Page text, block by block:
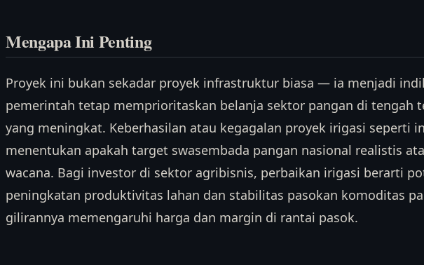
Mengapa Ini Penting
Proyek ini bukan sekadar proyek infrastruktur biasa — ia menjadi
pemerintah tetap memprioritaskan belanja sektor pangan di tengah
yang meningkat. Keberhasilan atau kegagalan proyek irigasi seperti
menentukan apakah target swasembada pangan nasional realistis
wacana. Bagi investor di sektor agribisnis, perbaikan irigasi berarti
peningkatan produktivitas lahan dan stabilitas pasokan komoditas
gilirannya memengaruhi harga dan margin di rantai pasok.